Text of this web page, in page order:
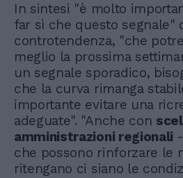
In sintesi "è molto
far sì che questo segnale"
controtendenza, "che
meglio la prossima
un segnale sporadico,
che la curva rimanga
importante evitare una
adeguate". "Anche con
amministrazioni regionali
che possono rinforzare le
ritengano ci siano le